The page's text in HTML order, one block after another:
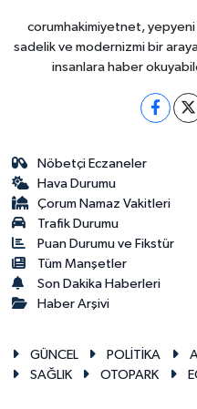
corumhakimiyetnet,
sadelik ve modernizmi bir
insanlara haber
Nöbetçi Eczaneler
Hava Durumu
Çorum Namaz Vakitleri
Trafik Durumu
Puan Durumu ve Fikstür
Tüm Manşetler
Son Dakika Haberleri
Haber Arşivi
GÜNCEL POLİTİKA
SAĞLIK
OTOPARK